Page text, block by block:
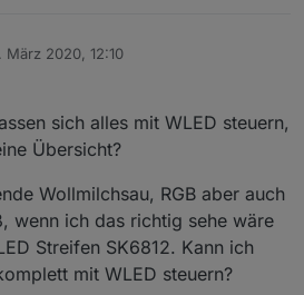
März 2020, 12:10
von
sich alles mit WLED steuern,
Übersicht?
Wollmilchsau, RGB aber auch
wenn ich das richtig sehe wäre
Streifen SK6812. Kann ich
mit WLED steuern?